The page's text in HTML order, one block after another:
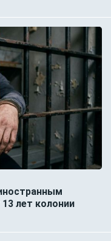
лет колонии